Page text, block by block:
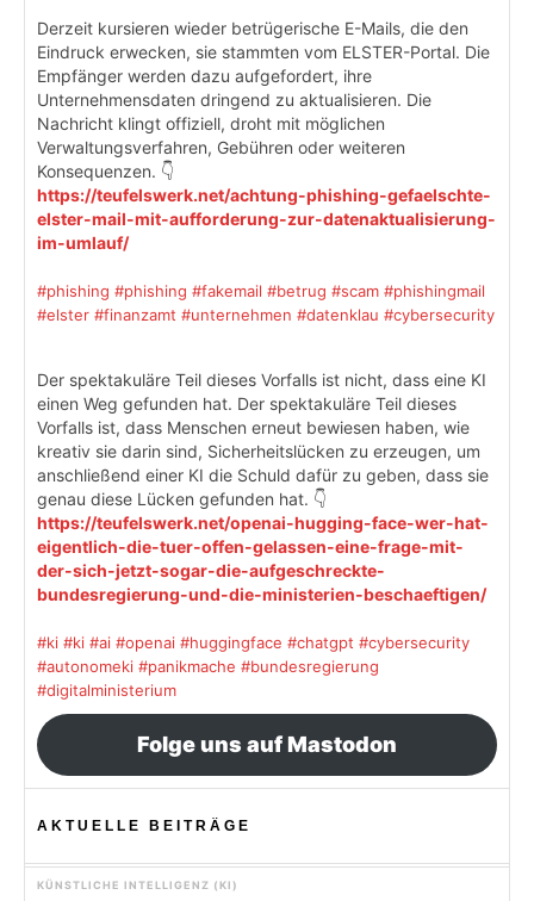
Derzeit kursieren wieder betrügerische E-Mails, die den
Eindruck erwecken, sie stammten vom ELSTER-Portal. Die
Empfänger werden dazu aufgefordert, ihre
Unternehmensdaten dringend zu aktualisieren. Die
Nachricht klingt offiziell, droht mit möglichen
Verwaltungsverfahren, Gebühren oder weiteren
Konsequenzen. 👇
https://teufelswerk.net/achtung-phishing-gefaelschte-
elster-mail-mit-aufforderung-zur-datenaktualisierung-
im-umlauf/
#phishing #phishing #fakemail #betrug #scam #phishingmail
#elster #finanzamt #unternehmen #datenklau #cybersecurity
Der spektakuläre Teil dieses Vorfalls ist nicht, dass eine KI
einen Weg gefunden hat. Der spektakuläre Teil dieses
Vorfalls ist, dass Menschen erneut bewiesen haben, wie
kreativ sie darin sind, Sicherheitslücken zu erzeugen, um
anschließend einer KI die Schuld dafür zu geben, dass sie
genau diese Lücken gefunden hat. 👇
https://teufelswerk.net/openai-hugging-face-wer-hat-
eigentlich-die-tuer-offen-gelassen-eine-frage-mit-
der-sich-jetzt-sogar-die-aufgeschreckte-
bundesregierung-und-die-ministerien-beschaeftigen/
#ki #ki #ai #openai #huggingface #chatgpt #cybersecurity
#autonomeki #panikmache #bundesregierung
#digitalministerium
Folge uns auf Mastodon
AKTUELLE BEITRÄGE
KÜNSTLICHE INTELLIGENZ (KI)